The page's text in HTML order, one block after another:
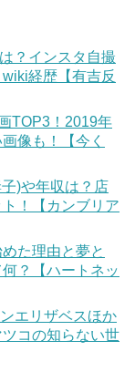
？インスタ自撮
経歴【有吉反
TOP3！2019年
像も！【今く
)や年収は？店
！【カンブリア
た理由と夢と
？【ハートネッ
エリザベスほか
コの知らない世